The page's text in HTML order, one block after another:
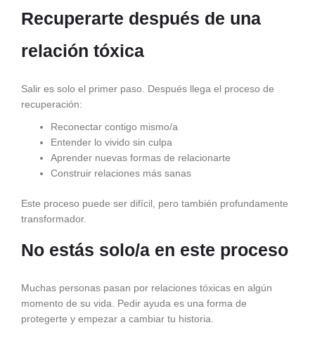
Recuperarte después de una
relación tóxica
Salir es solo el primer paso. Después llega el proceso de
recuperación:
Reconectar contigo mismo/a
Entender lo vivido sin culpa
Aprender nuevas formas de relacionarte
Construir relaciones más sanas
Este proceso puede ser difícil, pero también profundamente
transformador.
No estás solo/a en este proceso
Muchas personas pasan por relaciones tóxicas en algún
momento de su vida. Pedir ayuda es una forma de
protegerte y empezar a cambiar tu historia.